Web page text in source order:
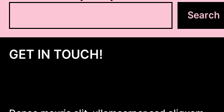
u
a
Search
GET IN TOUCH!